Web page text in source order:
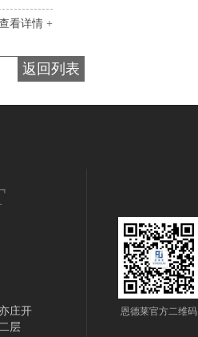
看详情 +
返回列表
庄开
层
恩德莱官方二维码